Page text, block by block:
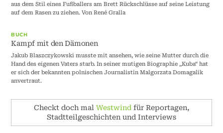
aus dem Stil eines Fußballers am Brett Rückschlüsse auf seine Leistung
auf dem Rasen zu ziehen. Von René Gralla
BUCH
Kampf mit den Dämonen
Jakub Blaszczykowski musste mit ansehen, wie seine Mutter durch die
Hand des eigenen Vaters starb. In seiner mutigen Biographie „Kuba“ hat
er sich der bekannten polnischen Journalistin Malgorzata Domagalik
anvertraut.
Checkt doch mal Westwind für Reportagen,
Stadtteilgeschichten und Interviews